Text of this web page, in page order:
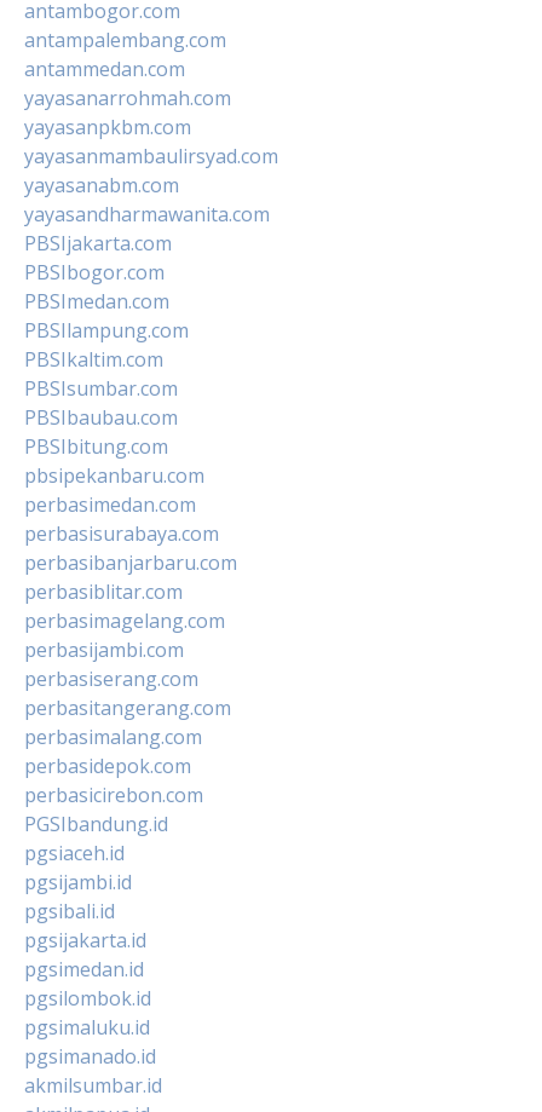
antambogor.com
antampalembang.com
antammedan.com
yayasanarrohmah.com
yayasanpkbm.com
yayasanmambaulirsyad.com
yayasanabm.com
yayasandharmawanita.com
PBSIjakarta.com
PBSIbogor.com
PBSImedan.com
PBSIlampung.com
PBSIkaltim.com
PBSIsumbar.com
PBSIbaubau.com
PBSIbitung.com
pbsipekanbaru.com
perbasimedan.com
perbasisurabaya.com
perbasibanjarbaru.com
perbasiblitar.com
perbasimagelang.com
perbasijambi.com
perbasiserang.com
perbasitangerang.com
perbasimalang.com
perbasidepok.com
perbasicirebon.com
PGSIbandung.id
pgsiaceh.id
pgsijambi.id
pgsibali.id
pgsijakarta.id
pgsimedan.id
pgsilombok.id
pgsimaluku.id
pgsimanado.id
akmilsumbar.id